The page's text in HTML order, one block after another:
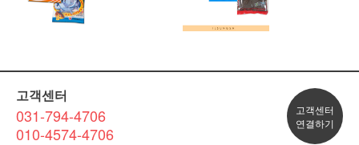
고객센터
031-794-4706
010-4574-4706
고객센터
연결하기